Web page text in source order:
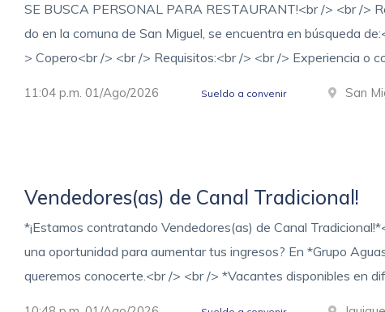
SE BUSCA PERSONAL PARA RESTAURANT!<br /> <br />
do en la comuna de San Miguel, se encuentra en búsqueda
> Copero<br /> <br /> Requisitos:<br /> <br /> Experiencia o
11:04 p.m. 01/Ago/2026 Sueldo a convenir San
Vendedores(as) de Canal Tradicional!
*¡Estamos contratando Vendedores(as) de Canal
una oportunidad para aumentar tus ingresos? En *Grupo
queremos conocerte.<br /> <br /> *Vacantes disponibles en